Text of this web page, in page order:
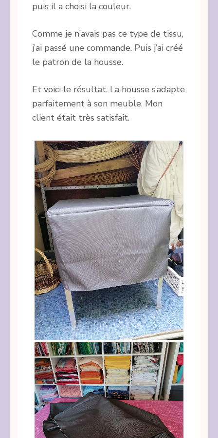
puis il a choisi la couleur.
Comme je n’avais pas ce type de tissu,
j’ai passé une commande. Puis j’ai créé
le patron de la housse.
Et voici le résultat. La housse s’adapte
parfaitement à son meuble. Mon
client était très satisfait.